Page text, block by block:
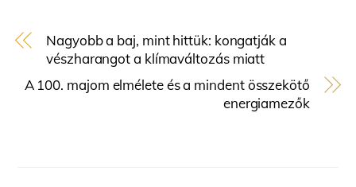
Nagyobb a baj, mint hittük: kongatják a
vészharangot a klímaváltozás miatt
A 100. majom elmélete és a mindent összekötő
energiamezők